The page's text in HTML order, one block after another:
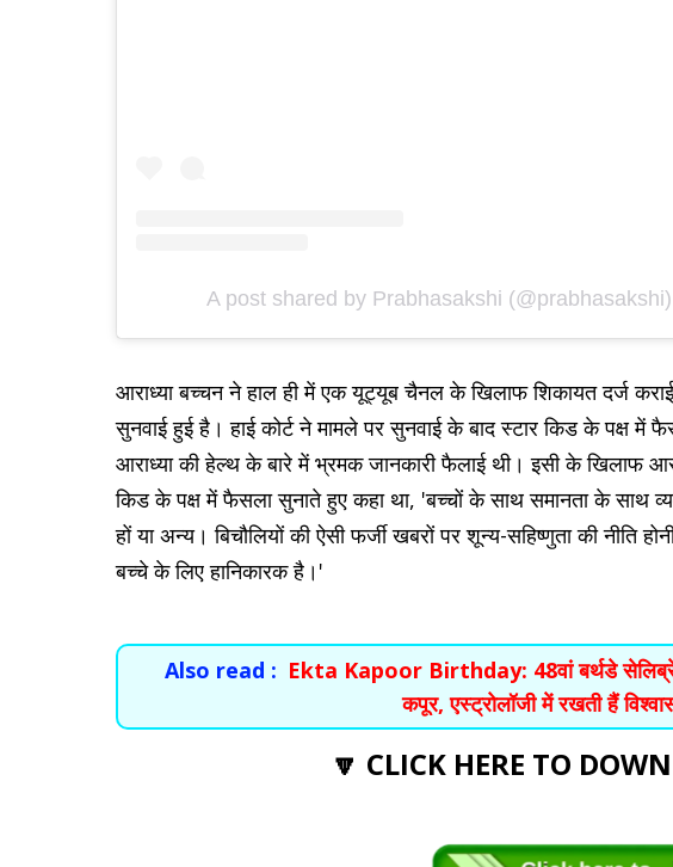
A post shared by Prabhasakshi (@prabhasakshi)
आराध्या बच्चन ने हाल ही में एक यूट्यूब चैनल के खिलाफ शिकायत दर्ज कराई
सुनवाई हुई है। हाई कोर्ट ने मामले पर सुनवाई के बाद स्टार किड के पक्ष
आराध्या की हेल्थ के बारे में भ्रमक जानकारी फैलाई थी। इसी के खिलाफ
किड के पक्ष में फैसला सुनाते हुए कहा था, 'बच्चों के साथ समानता के साथ
हों या अन्य। बिचौलियों की ऐसी फर्जी खबरों पर शून्य-सहिष्णुता की नीति
बच्चे के लिए हानिकारक है।'
Also read : Ekta Kapoor Birthday: 48वां बर्थडे
कपूर, एस्ट्रोलॉजी में रखती हैं
🔽 CLICK HERE TO